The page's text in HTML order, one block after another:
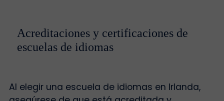
Acreditaciones y certificaciones de
escuelas de idiomas
Al elegir una escuela de idiomas en Irlanda,